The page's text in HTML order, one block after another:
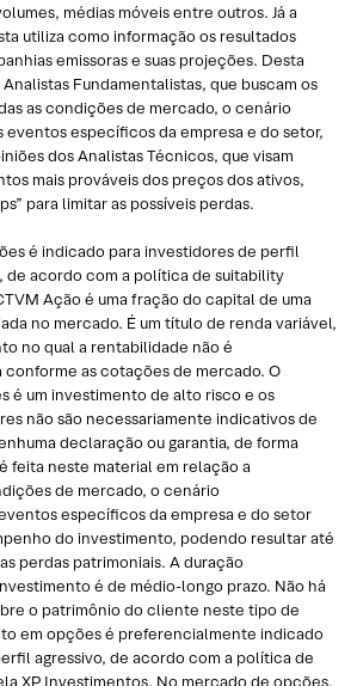
médias móveis entre outros. Já a
utiliza como informação os resultados
emissoras e suas projeções. Desta
Fundamentalistas, que buscam os
as condições de mercado, o cenário
específicos da empresa e do setor,
dos Analistas Técnicos, que visam
mais prováveis dos preços dos ativos,
para limitar as possíveis perdas.
é indicado para investidores de perfil
de acordo com a política de suitability
Ação é uma fração do capital de uma
no mercado. É um título de renda variável,
no qual a rentabilidade não é
as cotações de mercado. O
é um investimento de alto risco e os
não são necessariamente indicativos de
declaração ou garantia, de forma
feita neste material em relação a
de mercado, o cenário
específicos da empresa e do setor
do investimento, podendo resultar até
perdas patrimoniais. A duração
é de médio-longo prazo. Não há
o patrimônio do cliente neste tipo de
em opções é preferencialmente indicado
agressivo, de acordo com a política de
XP Investimentos. No mercado de opções,